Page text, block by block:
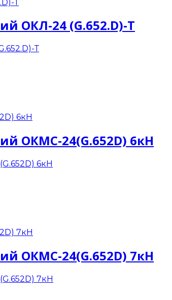
ОКЛ-24 (G.652.D)-Т
ОКМС-24(G.652D) 6кН
ОКМС-24(G.652D) 7кН